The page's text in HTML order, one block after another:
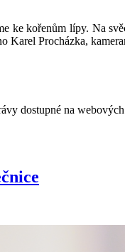
ke kořenům lípy. Na
Karel Procházka,
dostupné na